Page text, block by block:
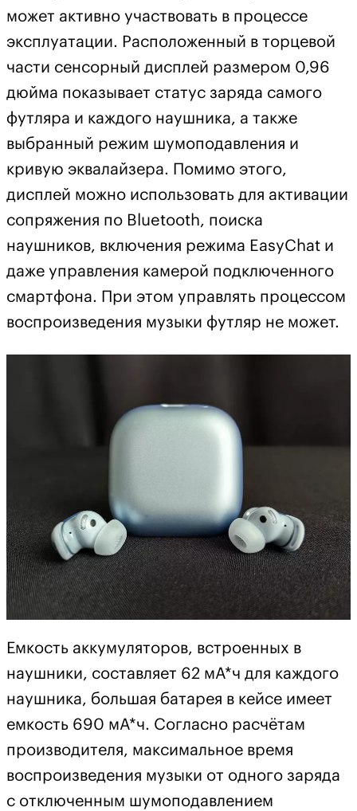
может активно участвовать в процессе
эксплуатации. Расположенный в торцевой
части сенсорный дисплей размером 0,96
дюйма показывает статус заряда самого
футляра и каждого наушника, а также
выбранный режим шумоподавления и
кривую эквалайзера. Помимо этого,
дисплей можно использовать для активации
сопряжения по Bluetooth, поиска
наушников, включения режима EasyChat и
даже управления камерой подключенного
смартфона. При этом управлять процессом
воспроизведения музыки футляр не может.
Емкость аккумуляторов, встроенных в
наушники, составляет 62 мА*ч для каждого
наушника, большая батарея в кейсе имеет
емкость 690 мА*ч. Согласно расчётам
производителя, максимальное время
воспроизведения музыки от одного заряда
с отключенным шумоподавлением